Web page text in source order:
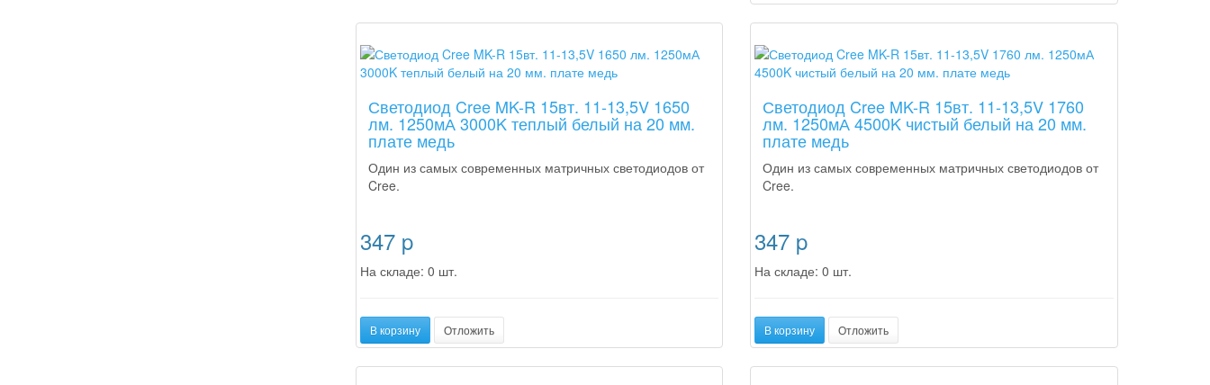
Светодиод Cree MK-R 15вт. 11-13,5V 1650
лм. 1250мА 3000K теплый белый на 20 мм.
плате медь
Один из самых современных матричных светодиодов от
Cree.
347 p
На складе: 0 шт.
В корзину Отложить
Светодиод Cree MK-R 15вт. 11-13,5V 1760
лм. 1250мА 4500K чистый белый на 20 мм.
плате медь
Один из самых современных матричных светодиодов от
Cree.
347 p
На складе: 0 шт.
В корзину Отложить